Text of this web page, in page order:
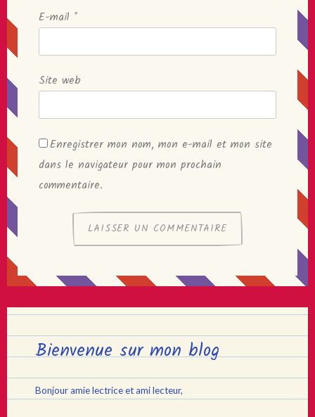
E-mail *
Site web
Enregistrer mon nom, mon e-mail et mon site
dans le navigateur pour mon prochain
commentaire.
Bienvenue sur mon blog
Bonjour amie lectrice et ami lecteur,